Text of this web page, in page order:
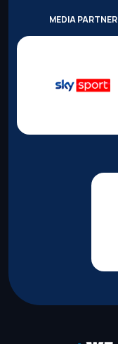
MEDIA PARTNER